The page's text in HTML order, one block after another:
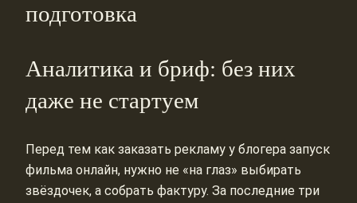
подготовка
Аналитика и бриф: без них
даже не стартуем
Перед тем как заказать рекламу у блогера запуск
фильма онлайн, нужно не «на глаз» выбирать
звёздочек, а собрать фактуру. За последние три